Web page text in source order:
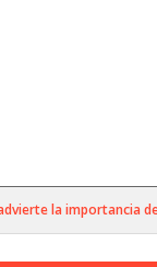
la importancia de